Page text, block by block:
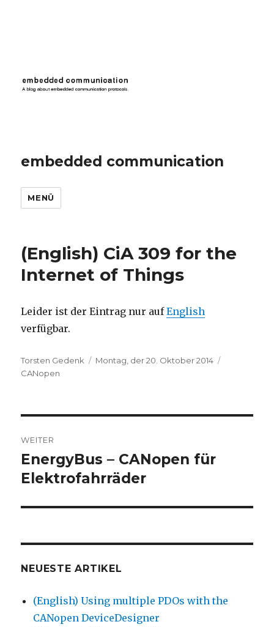
embedded communication
MENÜ
(English) CiA 309 for the
Internet of Things
Leider ist der Eintrag nur aufEnglish
verfügbar.
Autor
Torsten Gedenk
Veröffentlicht
Montag, der 20. Oktober 2014
CANopen
WEITER
Nächster
Beitrag:
EnergyBus – CANopen für
Elektrofahrräder
NEUESTE ARTIKEL
(English) Using multiple PDOs with the
CANopen DeviceDesigner